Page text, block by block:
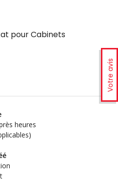
Votre avis
pourCabinets
heures